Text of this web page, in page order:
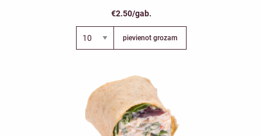
€2.50/gab.
pievienot grozam